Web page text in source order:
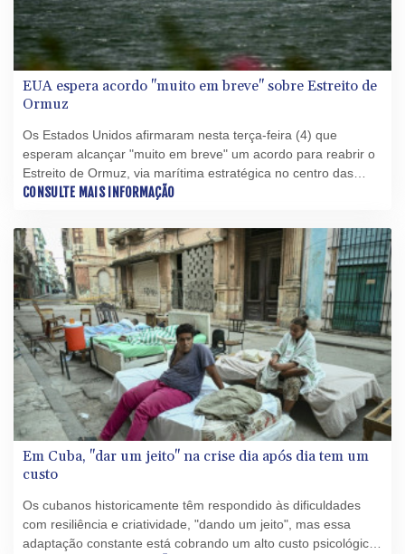
EUA espera acordo "muito em breve" sobre Estreito de
Ormuz
Os Estados Unidos afirmaram nesta terça-feira (4) que
esperam alcançar "muito em breve" um acordo para reabrir o
Estreito de Ormuz, via marítima estratégica no centro das
tensões entre Washington e Teerã.
CONSULTE MAIS INFORMAÇÃO
Em Cuba, "dar um jeito" na crise dia após dia tem um
custo
Os cubanos historicamente têm respondido às dificuldades
com resiliência e criatividade, "dando um jeito", mas essa
adaptação constante está cobrando um alto custo psicológico